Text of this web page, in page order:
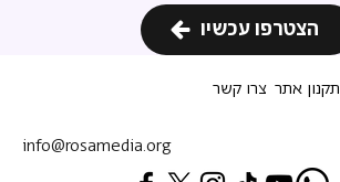
הצטרפו עכשיו
info@rosamedia.org
תקנון אתר צרו קשר